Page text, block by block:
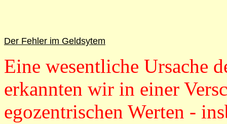
Der Fehler im Geldsytem
Eine wesentliche Ursache
erkannten wir in einer
egozentrischen Werten -